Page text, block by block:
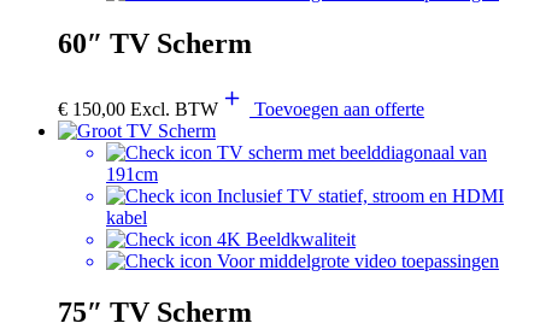
60″ TV Scherm
€ 150,00 Excl. BTW Toevoegen aan offerte
TV scherm met beelddiagonaal van
191cm
Inclusief TV statief, stroom en HDMI
kabel
4K Beeldkwaliteit
Voor middelgrote video toepassingen
75″ TV Scherm